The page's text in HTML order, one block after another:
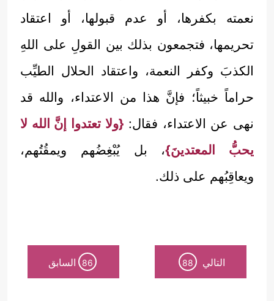
نعمته بكفرها، أو عدم قبولها، أو اعتقاد
تحريمها، فتجمعون بذلك بين القولِ على اللهِ
الكذبَ وكفر النعمة، واعتقاد الحلال الطيِّب
حراماً خبيثاً؛ فإنَّ هذا من الاعتداء، والله قد
نهى عن الاعتداء، فقال: {ولا تعتدوا إنَّ الله لا
يحبُّ المعتدينَ}، بل يُبْغِضُهم ويمقُتُهم،
ويعاقِبُهم على ذلك.
التالي 88
86 السابق